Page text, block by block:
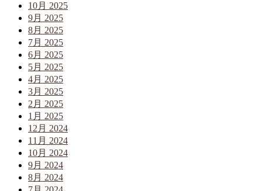
10月 2025
9月 2025
8月 2025
7月 2025
6月 2025
5月 2025
4月 2025
3月 2025
2月 2025
1月 2025
12月 2024
11月 2024
10月 2024
9月 2024
8月 2024